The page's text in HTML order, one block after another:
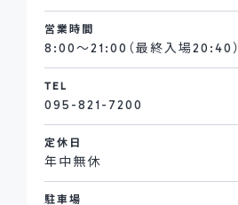
営業時間
8:00～21:00（最終入場20:40）
TEL
095-821-7200
定休日
年中無休
駐車場